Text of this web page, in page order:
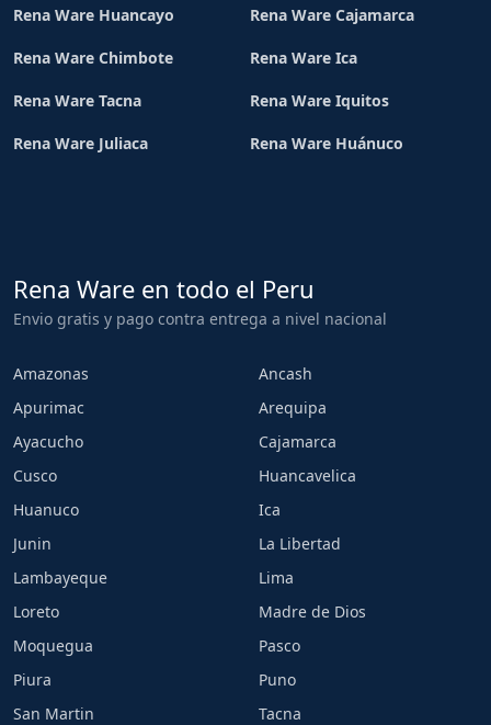
Rena Ware Huancayo Rena Ware Cajamarca
Rena Ware Chimbote Rena Ware Ica
Rena Ware Tacna Rena Ware Iquitos
Rena Ware Juliaca Rena Ware Huánuco
Rena Ware en todo el Peru
Envio gratis y pago contra entrega a nivel nacional
Amazonas
Ancash
Apurimac
Arequipa
Ayacucho
Cajamarca
Cusco
Huancavelica
Huanuco
Ica
Junin
La Libertad
Lambayeque
Lima
Loreto
Madre de Dios
Moquegua
Pasco
Piura
Puno
San Martin
Tacna